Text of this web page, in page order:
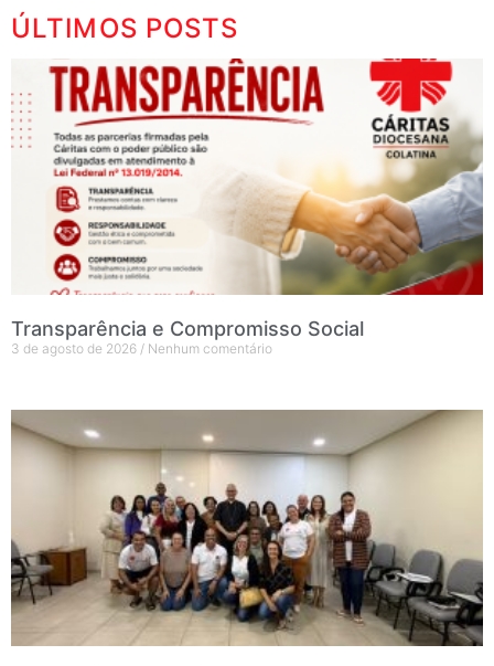
ÚLTIMOS POSTS
Transparência e Compromisso Social
3 de agosto de 2026 Nenhum comentário